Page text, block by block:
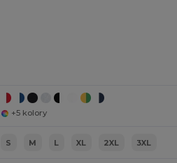
+5 kolory
S M L XL 2XL 3XL